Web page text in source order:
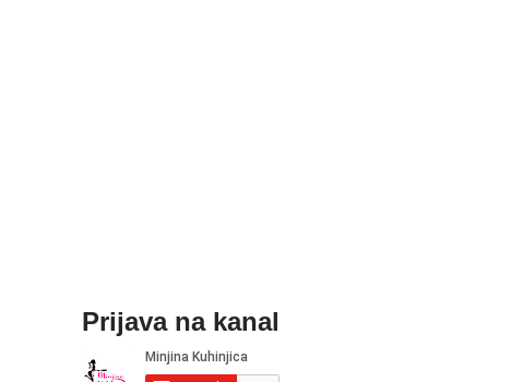
Prijava na kanal